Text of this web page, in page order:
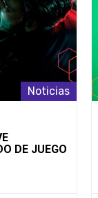
Noticias
DE JUEGO
NOBODY